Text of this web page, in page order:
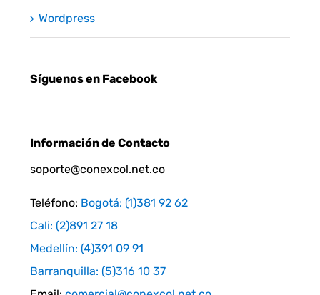
Wordpress
Síguenos en Facebook
Información de Contacto
soporte@conexcol.net.co
Teléfono: Bogotá: (1)381 92 62
Cali: (2)891 27 18
Medellín: (4)391 09 91
Barranquilla: (5)316 10 37